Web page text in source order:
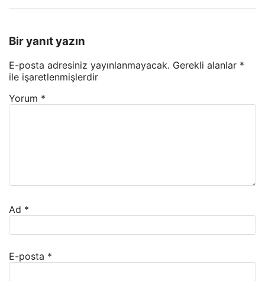
Bir yanıt yazın
E-posta adresiniz yayınlanmayacak. Gerekli alanlar *
ile işaretlenmişlerdir
Yorum *
Ad *
E-posta *